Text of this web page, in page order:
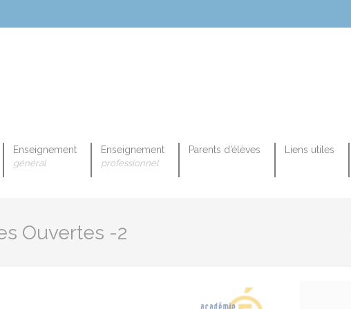
Enseignement
général
Enseignement
professionnel
Parents d’élèves Liens utiles
Ouvertes -2